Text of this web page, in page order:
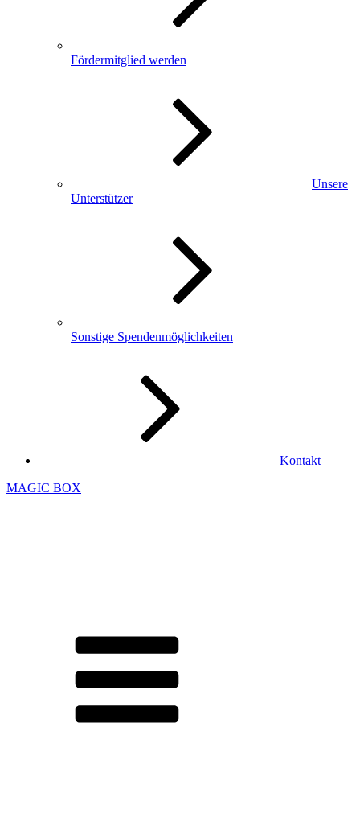
Fördermitglied werden
Unsere
Unterstützer
Sonstige Spendenmöglichkeiten
Kontakt
MAGIC BOX